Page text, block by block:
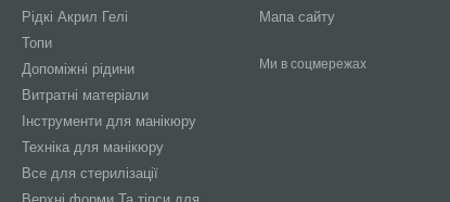
Рідкі Акрил Гелі
Топи
Допоміжні рідини
Витратні матеріали
Інструменти для манікюру
Техніка для манікюру
Все для стерилізації
Мапа сайту
Ми в соцмережах